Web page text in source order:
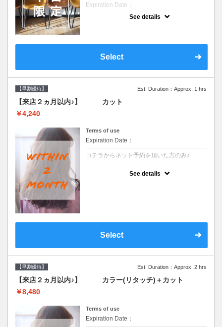
Expiration Date：
新規限定の平日のみのクーポンです★
平日クーポン●シャンプーブロー込●ロング料
提案させて頂きます●選べるシャンプー付き●
See details
Select
【早割優待】 Est. Duration：Approx. 1 hrs
【来店２ヵ月以内♪】 カット
￥4,240
Terms of use
Expiration Date：
コチラからネット予約を頂いた方のみ♪
See details
Select
【早割優待】 Est. Duration：Approx. 2 hrs
【来店２ヵ月以内♪】 カラー(リタッチ)＋カット
￥8,480
Terms of use
Expiration Date：